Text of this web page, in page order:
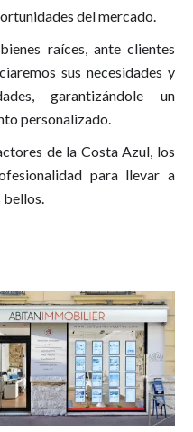
del mercado.
raíces, ante clientes
sus necesidades y
garantizándole un
personalizado.
de la Costa Azul, los
para llevar a
bellos.